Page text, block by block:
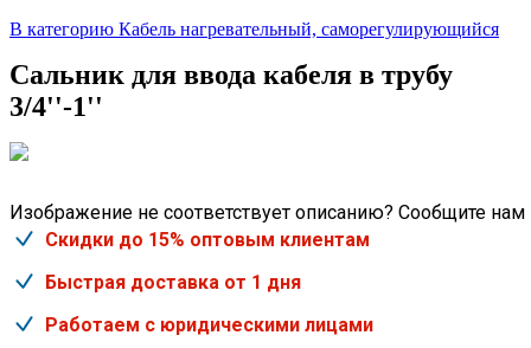
В категорию Кабель нагревательный, саморегулирующийся
Сальник для ввода кабеля в трубу
3/4''-1''
Изображение не соответствует описанию? Сообщите нам
Скидки до 15% оптовым клиентам
Быстрая доставка от 1 дня
Работаем с юридическими лицами